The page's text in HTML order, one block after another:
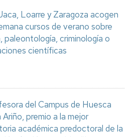
Loarre y Zaragoza acogen
cursos de verano sobre
paleontología, criminología o
científicas
del Campus de Huesca
Ariño, premio a la mejor
académica predoctoral de la